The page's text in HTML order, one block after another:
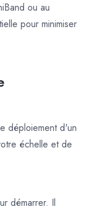
ou au
pour minimiser
déploiement d'un
échelle et de
démarrer. Il